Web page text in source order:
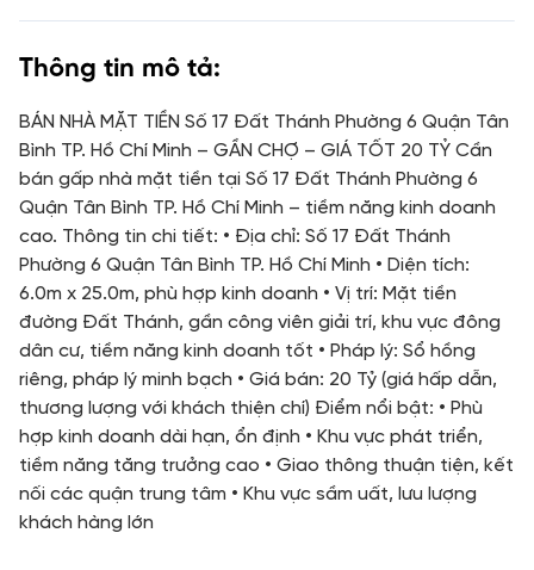
Thông tin mô tả:
BÁN NHÀ MẶT TIỀN Số 17 Đất Thánh Phường 6 Quận Tân
Bình TP. Hồ Chí Minh – GẦN CHỢ – GIÁ TỐT 20 TỶ Cần
bán gấp nhà mặt tiền tại Số 17 Đất Thánh Phường 6
Quận Tân Bình TP. Hồ Chí Minh – tiềm năng kinh doanh
cao. Thông tin chi tiết: • Địa chỉ: Số 17 Đất Thánh
Phường 6 Quận Tân Bình TP. Hồ Chí Minh • Diện tích:
6.0m x 25.0m, phù hợp kinh doanh • Vị trí: Mặt tiền
đường Đất Thánh, gần công viên giải trí, khu vực đông
dân cư, tiềm năng kinh doanh tốt • Pháp lý: Sổ hồng
riêng, pháp lý minh bạch • Giá bán: 20 Tỷ (giá hấp dẫn,
thương lượng với khách thiện chí) Điểm nổi bật: • Phù
hợp kinh doanh dài hạn, ổn định • Khu vực phát triển,
tiềm năng tăng trưởng cao • Giao thông thuận tiện, kết
nối các quận trung tâm • Khu vực sầm uất, lưu lượng
khách hàng lớn